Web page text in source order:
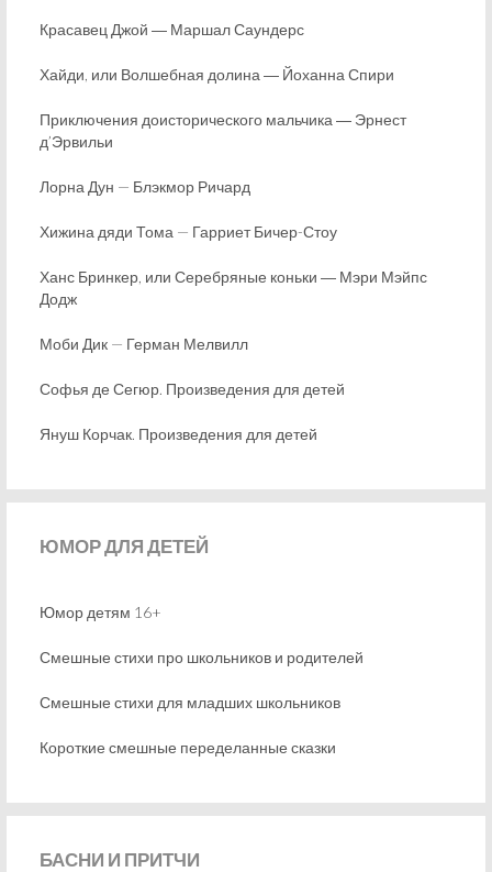
Красавец Джой ― Маршал Саундерс
Хайди, или Волшебная долина ― Йоханна Спири
Приключения доисторического мальчика ― Эрнест
д’Эрвильи
Лорна Дун — Блэкмор Ричард
Хижина дяди Тома — Гарриет Бичер-Стоу
Ханс Бринкер, или Серебряные коньки ― Мэри Мэйпс
Додж
Моби Дик — Герман Мелвилл
Софья де Сегюр. Произведения для детей
Януш Корчак. Произведения для детей
ЮМОРДЛЯ ДЕТЕЙ
Юмор детям 16+
Смешные стихи про школьников и родителей
Смешные стихи для младших школьников
Короткие смешные переделанные сказки
БАСНИ И ПРИТЧИ